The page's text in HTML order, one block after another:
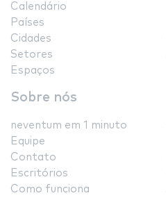
Calendário
Países
Cidades
Setores
Espaços
Sobre nós
neventum em 1 minuto
Equipe
Contato
Escritórios
Como funciona